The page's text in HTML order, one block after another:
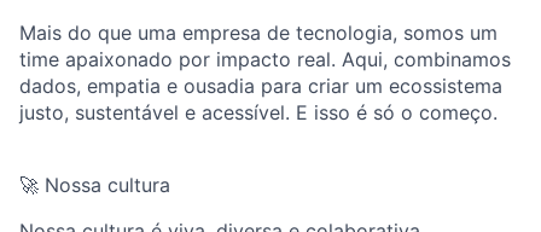
Mais do que uma empresa de tecnologia, somos um
time apaixonado por impacto real. Aqui, combinamos
dados, empatia e ousadia para criar um ecossistema
justo, sustentável e acessível. E isso é só o começo.
🚀 Nossa cultura